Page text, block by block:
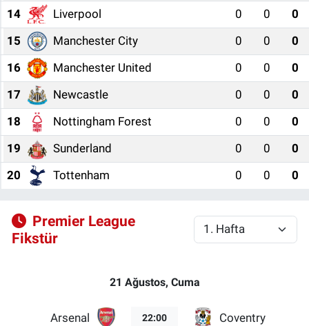
14
Liverpool 0 0
0
15
Manchester City 0 0
0
16
Manchester United 0 0
0
17
Newcastle 0 0
0
18
Nottingham Forest 0 0
0
19
Sunderland 0 0
0
20
Tottenham 0 0 0
Premier League
Fikstür
21 Ağustos, Cuma
Arsenal 22:00 Coventry